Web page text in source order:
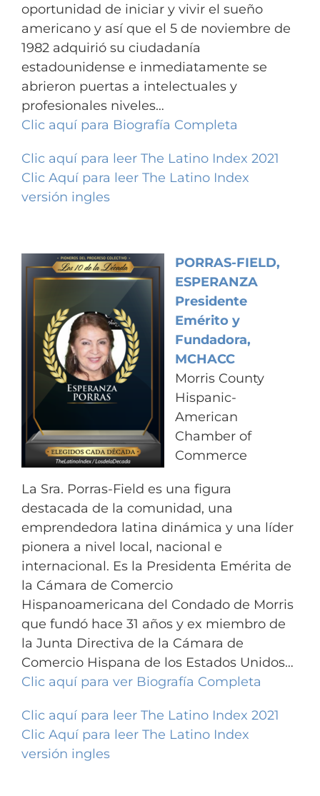
oportunidad de iniciar y vivir el sueño
americano y así que el 5 de noviembre de
1982 adquirió su ciudadanía
estadounidense e inmediatamente se
abrieron puertas a intelectuales y
profesionales niveles…
Clic aquí para Biografía Completa
Clic aquí para leer The Latino Index 2021
Clic Aquí para leer The Latino Index
versión ingles
PORRAS-FIELD,
ESPERANZA
Presidente
Emérito y
Fundadora,
MCHACC
Morris County
Hispanic-
American
Chamber of
Commerce
La Sra. Porras-Field es una figura
destacada de la comunidad, una
emprendedora latina dinámica y una líder
pionera a nivel local, nacional e
internacional. Es la Presidenta Emérita de
la Cámara de Comercio
Hispanoamericana del Condado de Morris
que fundó hace 31 años y ex miembro de
la Junta Directiva de la Cámara de
Comercio Hispana de los Estados Unidos…
Clic aquí para ver Biografía Completa
Clic aquí para leer The Latino Index 2021
Clic Aquí para leer The Latino Index
versión ingles